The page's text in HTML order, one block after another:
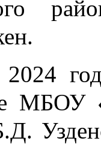
МБОУ